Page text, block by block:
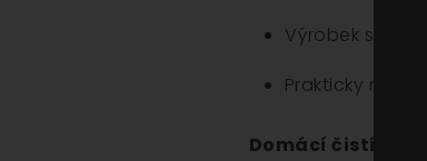
Výrobek s
Prakticky
Domácí čistírna